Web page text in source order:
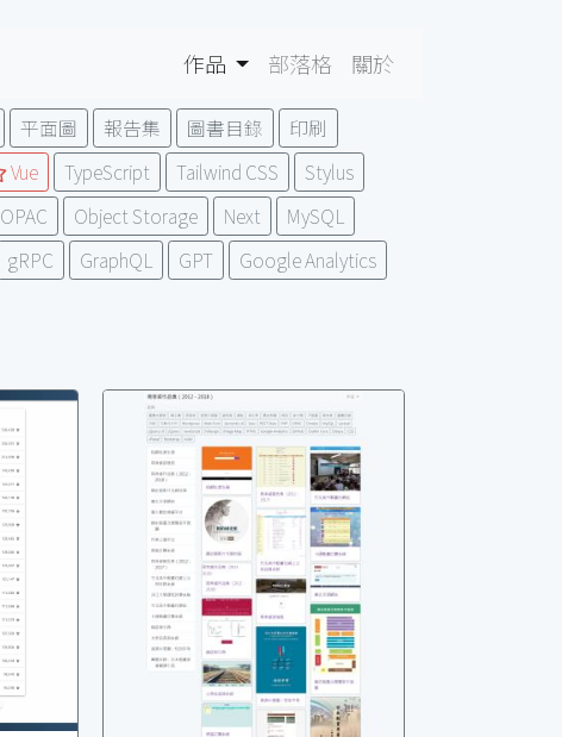
作品 部落格 關於
平面圖 報告集 圖書目錄
印刷
Vue TypeScript Tailwind CSS
Stylus
OPAC Object Storage Next
MySQL
gRPC GraphQL GPT
Google Analytics